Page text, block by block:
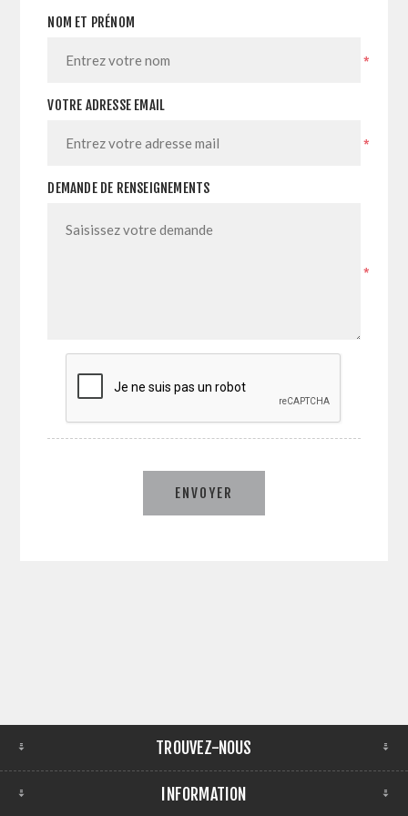
NOM ET PRÉNOM
*
VOTRE ADRESSE EMAIL
*
DEMANDE DE RENSEIGNEMENTS
*
ENVOYER
TROUVEZ-NOUS
INFORMATION